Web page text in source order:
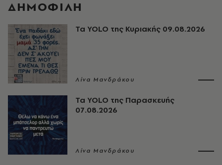
ΔΗΜΟΦΙΛΗ
Τα YOLO της Κυριακής 09.08.2026
Λίνα Μανδράκου
Τα YOLO της Παρασκευής
07.08.2026
Λίνα Μανδράκου